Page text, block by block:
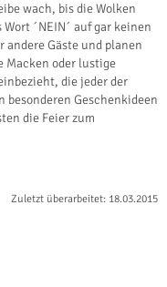
wach, bis die Wolken
´NEIN´ auf gar keinen
andere Gäste und planen
Macken oder lustige
die jeder der
Geschenkideen
die Feier zum
Zuletzt überarbeitet: 18.03.2015